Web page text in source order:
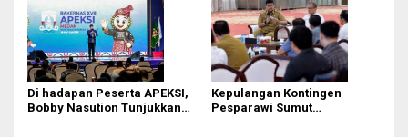
Di hadapan Peserta APEKSI,
Bobby Nasution Tunjukkan
Kepulangan Kontingen
Pesparawi Sumut